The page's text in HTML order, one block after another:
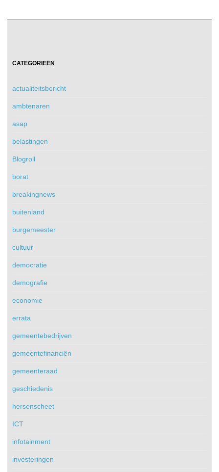
CATEGORIEËN
actualiteitsbericht
ambtenaren
asap
belastingen
Blogroll
borat
breakingnews
buitenland
burgemeester
cultuur
democratie
demografie
economie
errata
gemeentebedrijven
gemeentefinanciën
gemeenteraad
geschiedenis
hersenscheet
ICT
infotainment
investeringen